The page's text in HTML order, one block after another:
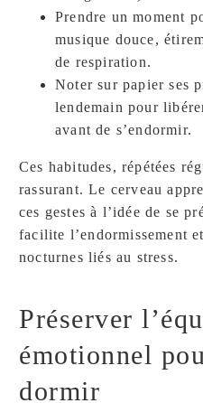
Prendre un moment
musique douce,
de respiration.
Noter sur papier ses
lendemain pour
avant de s’endormir.
Ces habitudes, répétées
rassurant. Le cerveau
ces gestes à l’idée de se
facilite l’endormissement
nocturnes liés au stress.
Préserver
émotionnel
dormir